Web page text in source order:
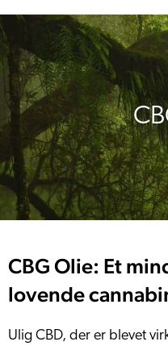
CBG Olie: Et
lovende
Ulig CBD, der er blevet